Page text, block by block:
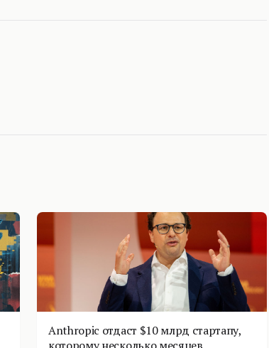
Anthropic отдаст $10 млрд стартапу,